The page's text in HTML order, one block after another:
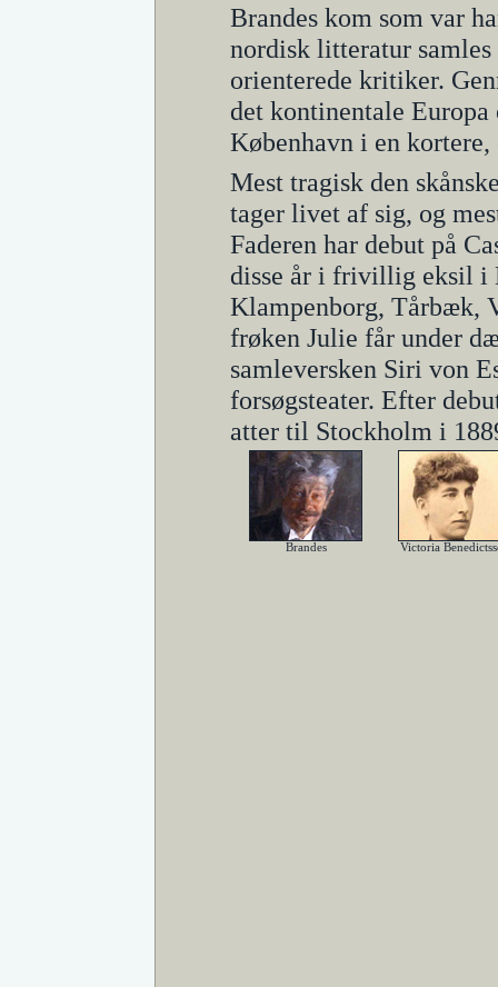
Brandes kom som var
nordisk litteratur
orienterede kritiker.
det kontinentale
København i en
Mest tragisk den
tager livet af sig, og
Faderen har debut på
disse år i frivillig eksil i
Klampenborg, Tårbæk,
frøken Julie får under
samleversken Siri von
forsøgsteater. Efter
atter til Stockholm i
Brandes Victoria